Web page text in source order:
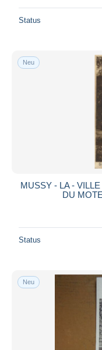
Status
Neu
MUSSY - LA -
DU
Status
Neu